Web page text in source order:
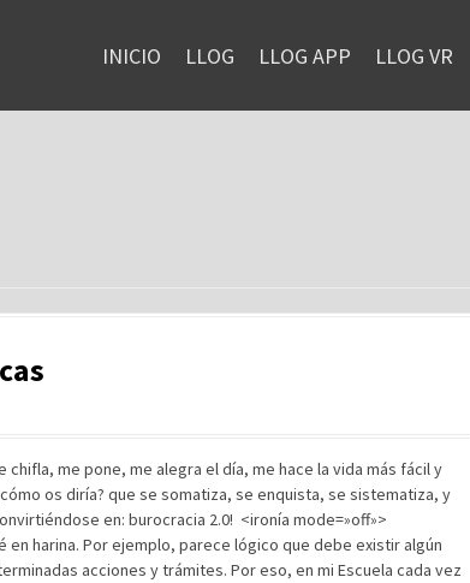
INICIO LLOG LLOG APP LLOG VR
chifla, me pone, me alegra el día, me hace la vida más fácil y
os diría? que se somatiza, se enquista, se sistematiza, y
en: burocracia 2.0! <ironía mode=»off»>
harina. Por ejemplo, parece lógico que debe existir algún
acciones y trámites. Por eso, en mi Escuela cada vez